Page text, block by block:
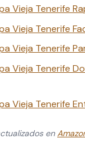
Vieja Tenerife
Vieja Tenerife
Vieja Tenerife
Vieja Tenerife
Vieja Tenerife
en